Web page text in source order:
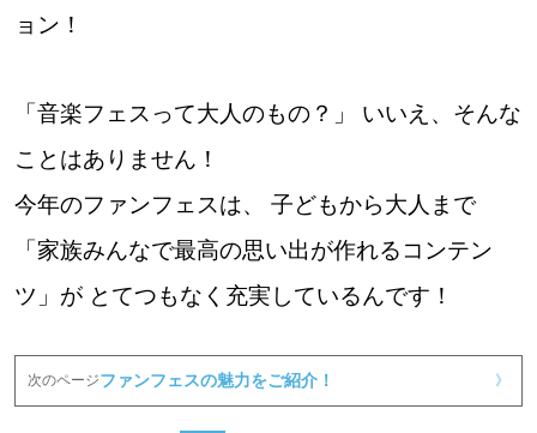
ョン！
「音楽フェスって大人のもの？」 いいえ、そんな
ことはありません！
今年のファンフェスは、 子どもから大人まで
「家族みんなで最高の思い出が作れるコンテン
ツ」が とてつもなく充実しているんです！
次のページファンフェスの魅力をご紹介！ 》